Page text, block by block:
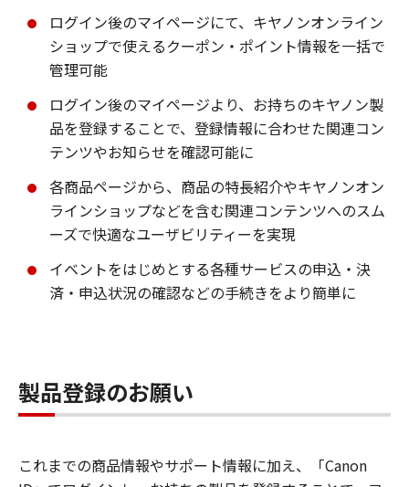
ログイン後のマイページにて、キヤノンオンライン
ショップで使えるクーポン・ポイント情報を一括で
管理可能
ログイン後のマイページより、お持ちのキヤノン製
品を登録することで、登録情報に合わせた関連コン
テンツやお知らせを確認可能に
各商品ページから、商品の特長紹介やキヤノンオン
ラインショップなどを含む関連コンテンツへのスム
ーズで快適なユーザビリティーを実現
イベントをはじめとする各種サービスの申込・決
済・申込状況の確認などの手続きをより簡単に
製品登録のお願い
これまでの商品情報やサポート情報に加え、「Canon